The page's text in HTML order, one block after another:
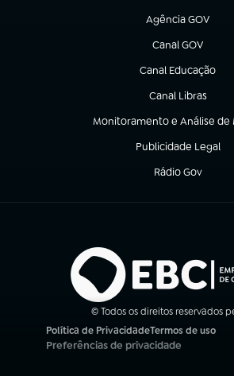
Agência GOV
(abre em nova aba)
Canal GOV
(abre em nova
Canal Educação
(abre em nova aba)
Canal Libras
(abre em nova aba)
Monitoramento e Análise de
(abre em nova aba)
Publicidade Legal
(abre em nova aba)
Rádio Gov
(abre em nova
© Todos os direitos reservados
Política de Privacidade
(abre em nova aba)
Termos de uso
(abre em nova aba)
Preferências de privacidade